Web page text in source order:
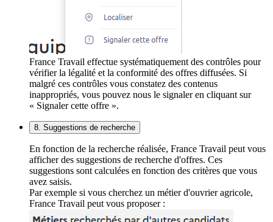
France Travail effectue systématiquement des contrôles pour
vérifier la légalité et la conformité des offres diffusées. Si
malgré ces contrôles vous constatez des contenus
inappropriés, vous pouvez nous le signaler en cliquant sur
« Signaler cette offre ».
8. Suggestions de recherche
En fonction de la recherche réalisée, France Travail peut vous
afficher des suggestions de recherche d'offres. Ces
suggestions sont calculées en fonction des critères que vous
avez saisis.
Par exemple si vous cherchez un métier d'ouvrier agricole,
France Travail peut vous proposer :